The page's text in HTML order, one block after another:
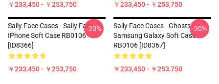
￥233,450 - ￥253,750 ￥233,450 - ￥253,750
Sally Face Cases - Sally Face
IPhone Soft Case RB0106
[ID8366]
￥233,450 - ￥253,750
-20%
Sally Face Cases - Ghosts
Samsung Galaxy Soft Case
RB0106 [ID8367]
￥233,450 - ￥253,750
-20%